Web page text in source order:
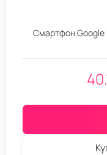
Смартфон Google